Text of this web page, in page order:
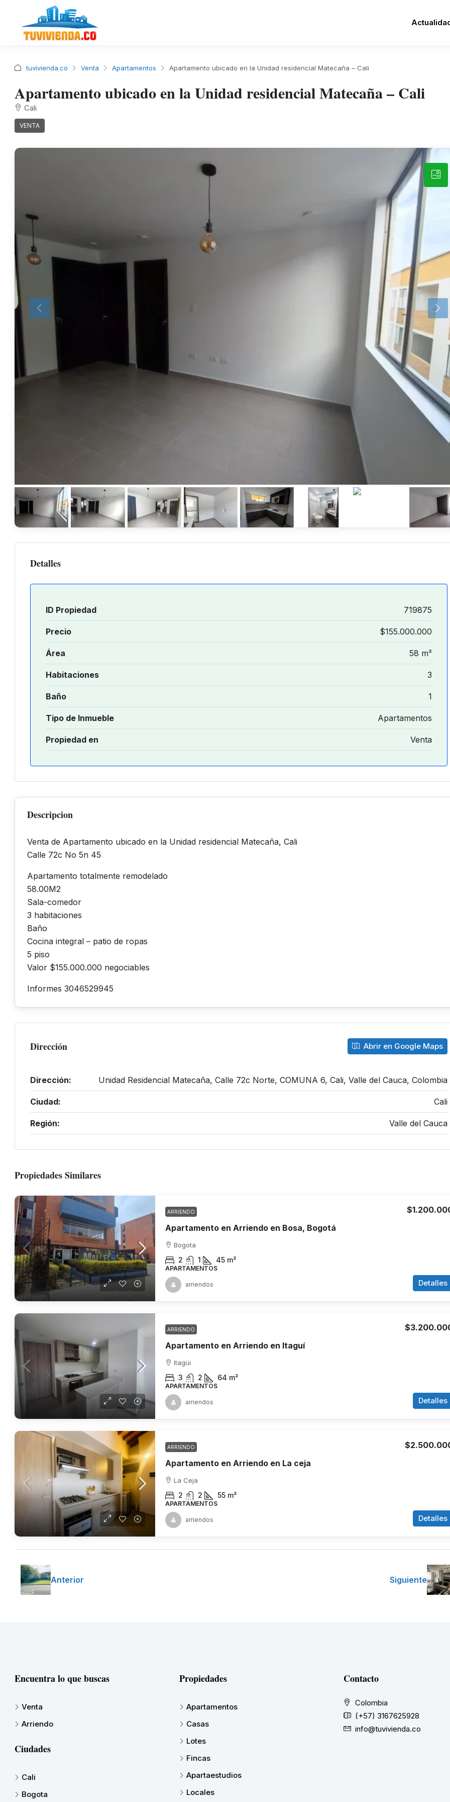
tuvivienda.co Venta Apartamentos Apartamento ubicado en la Unidad residencial Matecaña – Cali
Apartamento ubicado en la Unidad residencial Matecaña – Cali
Cali
VENTA
Detalles
ID Propiedad 719875
Precio $155.000.000
Área 58 m²
Habitaciones 3
Baño 1
Tipo de Inmueble Apartamentos
Propiedad en Venta
Descripcion
Venta de Apartamento ubicado en la Unidad residencial Matecaña, Cali
Calle 72c No 5n 45
Apartamento totalmente remodelado
58.00M2
Sala-comedor
3 habitaciones
Baño
Cocina integral – patio de ropas
5 piso
Valor $155.000.000 negociables
Informes 3046529945
Dirección Abrir en Google Maps
Dirección: Unidad Residencial Matecaña, Calle 72c Norte, COMUNA 6, Cali, Valle del Cauca, Colombia
Ciudad: Cali
Región: Valle del Cauca
Propiedades Similares
ARRIENDO
Apartamento en Arriendo en Bosa, Bogotá
Bogota
2 1 45 m²
APARTAMENTOS
Detalles
arriendos
ARRIENDO
Apartamento en Arriendo en Itaguí
Itagüi
3 2 64 m²
APARTAMENTOS
Detalles
arriendos
ARRIENDO
Apartamento en Arriendo en La ceja
La Ceja
2 2 55 m²
APARTAMENTOS
Detalles
arriendos
Anterior Siguiente
Encuentra lo que buscas
Venta
Arriendo
Ciudades
Cali
Bogota
Propiedades
Apartamentos
Casas
Lotes
Fincas
Apartaestudios
Locales
Contacto
Colombia
(+57) 3167625928
info@tuvivienda.co